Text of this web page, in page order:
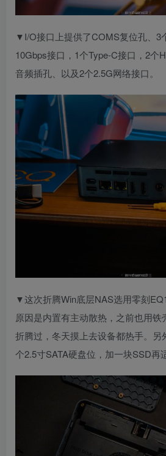
▼I/O接口上提供了COMS复位孔、3
10Gbps接口，1个Type-C接口，2个
音频插孔、以及2个2.5G网络接口。
▼这次折腾Win底层NAS选用零刻
原因是内置有主动散热，之前也用
折腾过，冬天摸上去设备都热手。另
个2.5寸SATA硬盘位，加一块SSD再